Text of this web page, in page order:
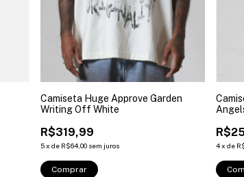
Camiseta Huge Approve Garden
Writing Off White
R$319,99
5 x de R$64,00 sem juros
Comprar
4xde